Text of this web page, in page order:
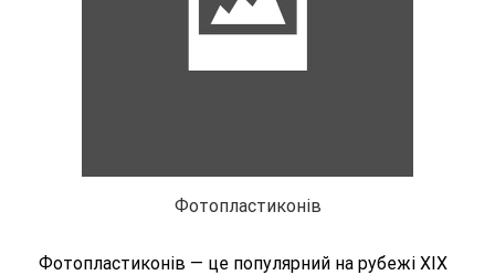
Фотопластиконів
Фотопластиконів — це популярний на рубежі XIX